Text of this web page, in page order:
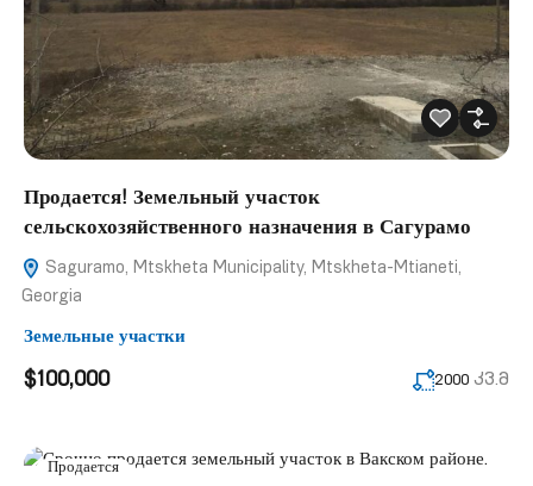
Продается! Земельный участок
сельскохозяйственного назначения в Сагурамо
Saguramo, Mtskheta Municipality, Mtskheta-Mtianeti,
Georgia
Земельные участки
$100,000 2000 კვ.მ
Продается